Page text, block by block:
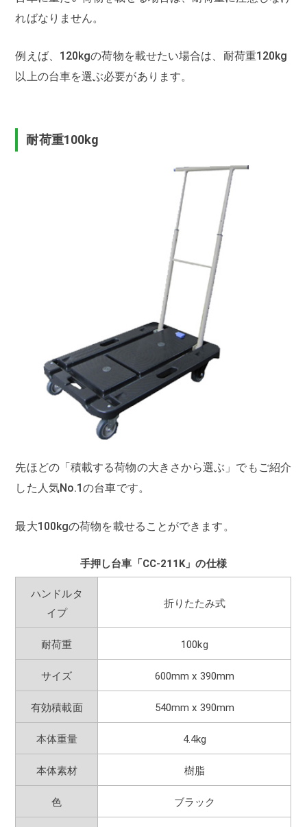
ればなりません。
例えば、120kgの荷物を載せたい場合は、耐荷重120kg
以上の台車を選ぶ必要があります。
耐荷重100kg
先ほどの「積載する荷物の大きさから選ぶ」でもご紹介
した人気No.1の台車です。
最大100kgの荷物を載せることができます。
手押し台車「CC-211K」の仕様
ハンドルタ
イプ
折りたたみ式
耐荷重 100kg
サイズ 600mm x 390mm
有効積載面 540mm x 390mm
本体重量 4.4kg
本体素材 樹脂
色 ブラック